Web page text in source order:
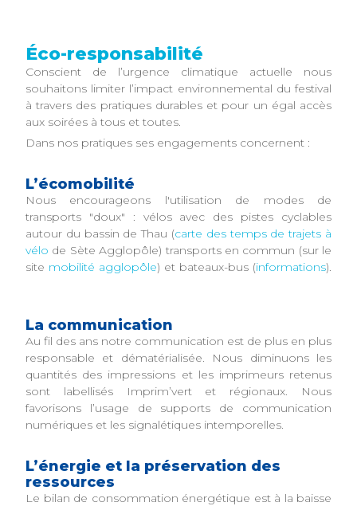
Éco-responsabilité
Conscient de l’urgence climatique actuelle nous
souhaitons limiter l’impact environnemental du festival
à travers des pratiques durables et pour un égal accès
aux soirées à tous et toutes.
Dans nos pratiques ses engagements concernent :
L’écomobilité
Nous encourageons l'utilisation de modes de
transports "doux" : vélos avec des pistes cyclables
autour du bassin de Thau (carte des temps de trajets à
vélo de Sète Agglopôle) transports en commun (sur le
site mobilité agglopôle) et bateaux-bus (informations).
La communication
Au fil des ans notre communication est de plus en plus
responsable et dématérialisée. Nous diminuons les
quantités des impressions et les imprimeurs retenus
sont labellisés Imprim’vert et régionaux. Nous
favorisons l’usage de supports de communication
numériques et les signalétiques intemporelles.
L’énergie et la préservation des
ressources
Le bilan de consommation énergétique est à la baisse